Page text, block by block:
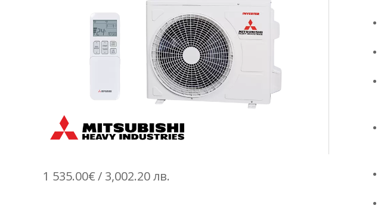
1 535.00€/ 3,002.20 лв.